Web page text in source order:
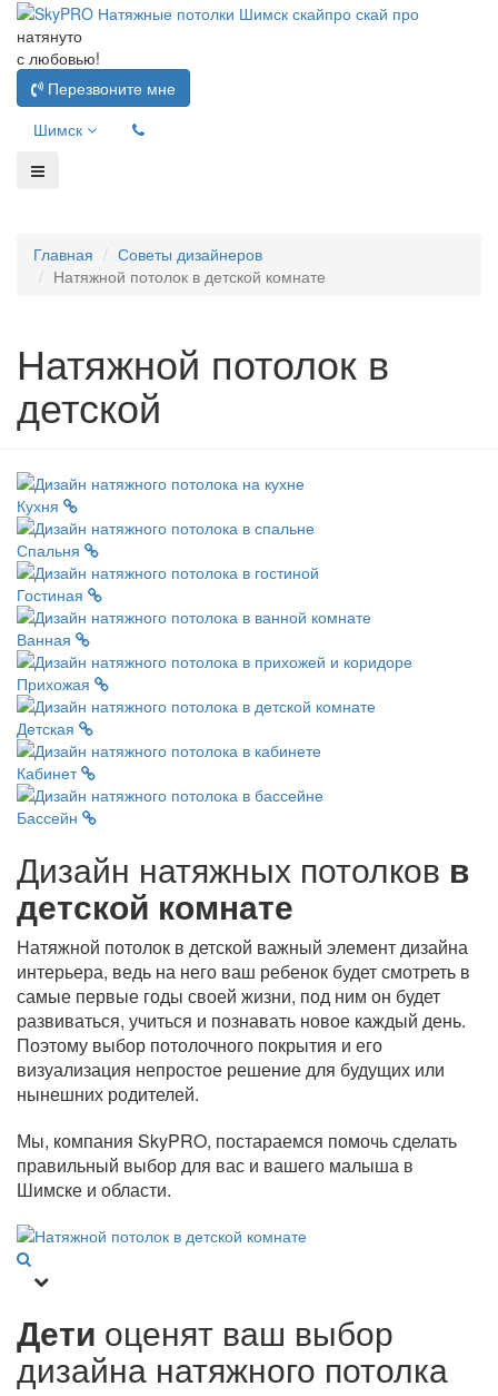
натянуто
с любовью!
Перезвоните мне
Шимск
Главная
Советы дизайнеров
Натяжной потолок в детской комнате
Натяжной потолок в
детской
Кухня
Спальня
Гостиная
Ванная
Прихожая
Детская
Кабинет
Бассейн
Дизайн натяжных потолков в
детской комнате
Натяжной потолок в детской важный элемент дизайна
интерьера, ведь на него ваш ребенок будет смотреть в
самые первые годы своей жизни, под ним он будет
развиваться, учиться и познавать новое каждый день.
Поэтому выбор потолочного покрытия и его
визуализация непростое решение для будущих или
нынешних родителей.
Мы, компания SkyPRO, постараемся помочь сделать
правильный выбор для вас и вашего малыша в
Шимске и области.
Дети оценят ваш выбор
дизайна натяжного потолка